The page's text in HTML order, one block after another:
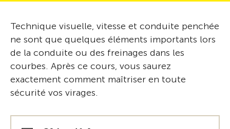
Technique visuelle, vitesse et conduite penchée
ne sont que quelques éléments importants lors
de la conduite ou des freinages dans les
courbes. Après ce cours, vous saurez
exactement comment maîtriser en toute
sécurité vos virages.